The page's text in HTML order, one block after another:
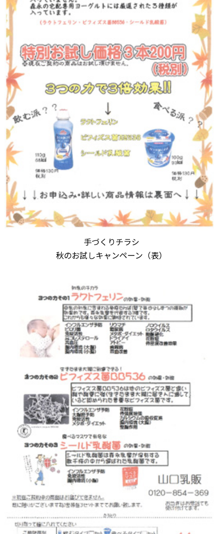
手づくりチラシ
秋のお試しキャンペーン（表）